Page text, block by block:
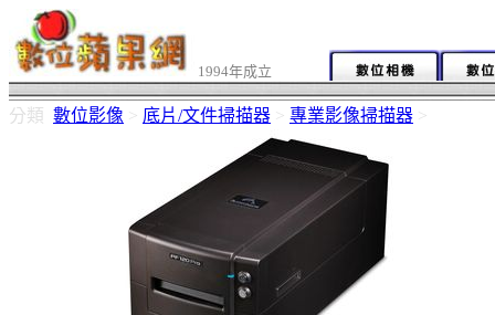
1994年成立
分類 數位影像 > 底片/文件掃描器 > 專業影像掃描器 >